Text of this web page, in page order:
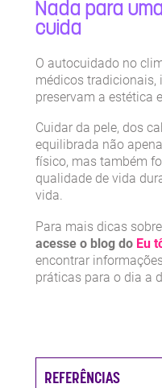
Nada para
cuida
O autocuidado no
médicos
preservam a estética
Cuidar da pele, dos
equilibrada não
físico, mas também
qualidade de vida
vida.
Para mais dicas
acesse o blog do Eu
encontrar
práticas para o dia a
REFERÊNCIAS